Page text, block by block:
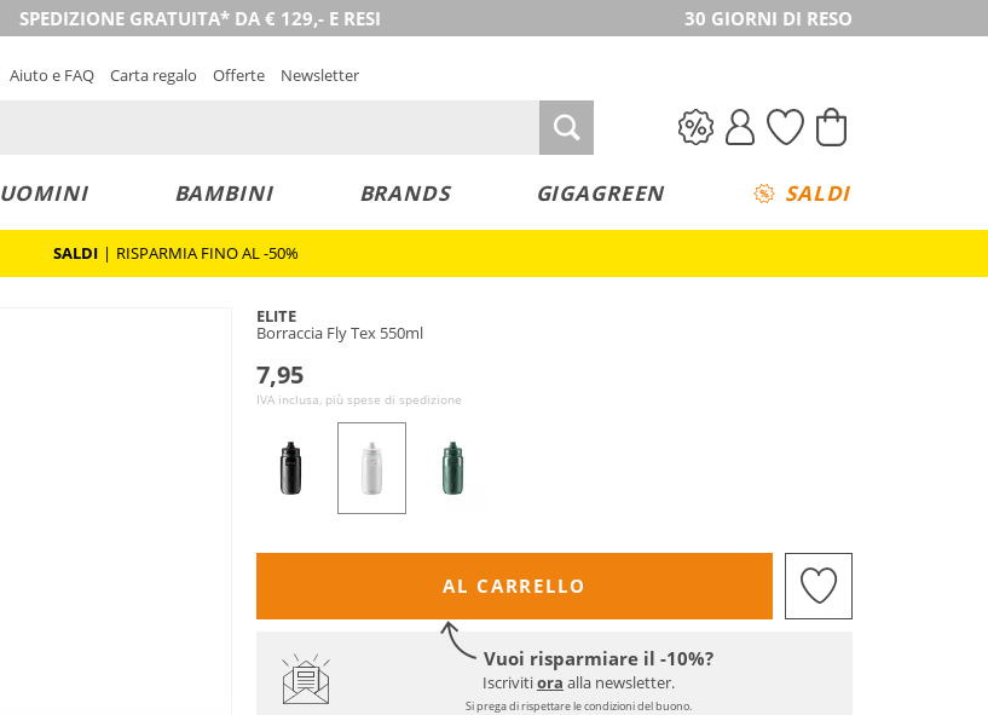
SPEDIZIONE GRATUITA* DA € 129,- E RESI 30 GIORNI DI RESO
Aiuto e FAQ Carta regalo Offerte Newsletter
UOMINI BAMBINI BRANDS GIGAGREEN SALDI
SALDI | RISPARMIA FINO AL -50%
ELITE
Borraccia Fly Tex 550ml
7,95
IVA inclusa, più spese di spedizione
AL CARRELLO
Vuoi risparmiare il -10%?
Iscrivitiora alla newsletter.
Si prega di rispettare le condizioni del buono.